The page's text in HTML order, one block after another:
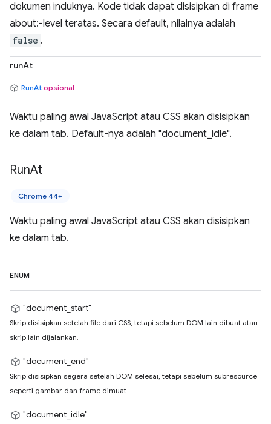
dokumen induknya. Kode tidak dapat disisipkan di frame
about:-level teratas. Secara default, nilainya adalah
false .
runAt
RunAt opsional
Waktu paling awal JavaScript atau CSS akan disisipkan
ke dalam tab. Default-nya adalah "document_idle".
RunAt
Chrome 44+
Waktu paling awal JavaScript atau CSS akan disisipkan
ke dalam tab.
ENUM
"document_start"
Skrip disisipkan setelah file dari CSS, tetapi sebelum DOM lain dibuat atau
skrip lain dijalankan.
"document_end"
Skrip disisipkan segera setelah DOM selesai, tetapi sebelum subresource
seperti gambar dan frame dimuat.
"document_idle"